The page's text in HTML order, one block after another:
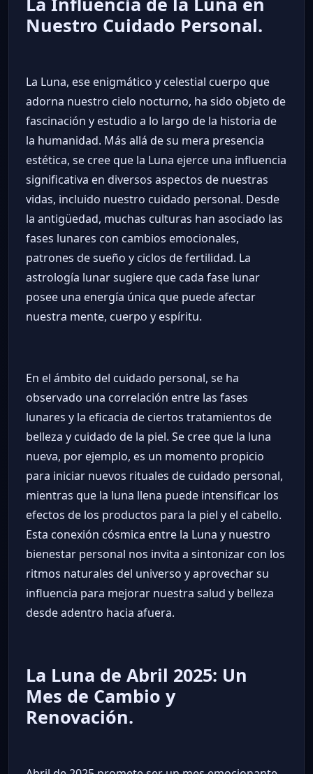
Nuestro Cuidado Personal.
La Luna, ese enigmático y celestial cuerpo que
adorna nuestro cielo nocturno, ha sido objeto de
fascinación y estudio a lo largo de la historia de
la humanidad. Más allá de su mera presencia
estética, se cree que la Luna ejerce una influencia
significativa en diversos aspectos de nuestras
vidas, incluido nuestro cuidado personal. Desde
la antigüedad, muchas culturas han asociado las
fases lunares con cambios emocionales,
patrones de sueño y ciclos de fertilidad. La
astrología lunar sugiere que cada fase lunar
posee una energía única que puede afectar
nuestra mente, cuerpo y espíritu.
En el ámbito del cuidado personal, se ha
observado una correlación entre las fases
lunares y la eficacia de ciertos tratamientos de
belleza y cuidado de la piel. Se cree que la luna
nueva, por ejemplo, es un momento propicio
para iniciar nuevos rituales de cuidado personal,
mientras que la luna llena puede intensificar los
efectos de los productos para la piel y el cabello.
Esta conexión cósmica entre la Luna y nuestro
bienestar personal nos invita a sintonizar con los
ritmos naturales del universo y aprovechar su
influencia para mejorar nuestra salud y belleza
desde adentro hacia afuera.
La Luna de Abril 2025: Un
Mes de Cambio y
Renovación.